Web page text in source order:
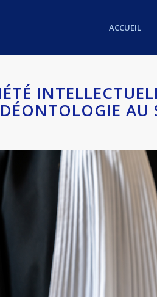
ACCUEIL
AU